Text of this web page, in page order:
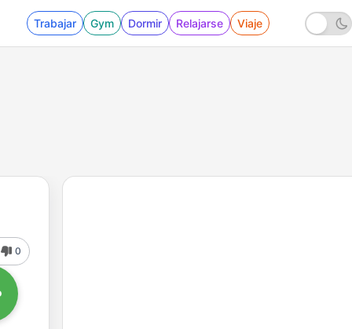
Trabajar Gym Dormir Relajarse Viaje
0